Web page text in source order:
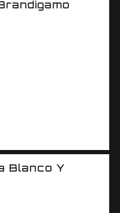
Blanco Y